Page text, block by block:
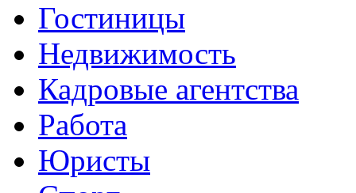
Гостиницы
Недвижимость
Кадровые агентства
Работа
Юристы